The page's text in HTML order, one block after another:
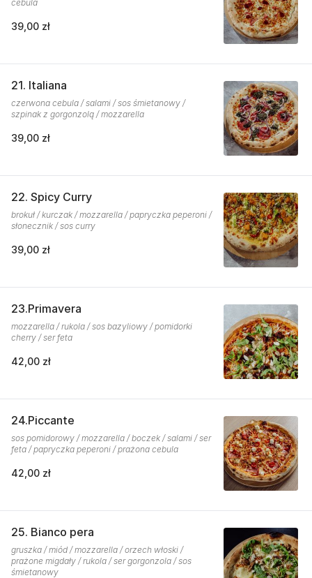
cebula
39,00 zł
21. Italiana
czerwona cebula / salami / sos śmietanowy /
szpinak z gorgonzolą / mozzarella
39,00 zł
22. Spicy Curry
brokuł / kurczak / mozzarella / papryczka peperoni /
słonecznik / sos curry
39,00 zł
23.Primavera
mozzarella / rukola / sos bazyliowy / pomidorki
cherry / ser feta
42,00 zł
24.Piccante
sos pomidorowy / mozzarella / boczek / salami / ser
feta / papryczka peperoni / prażona cebula
42,00 zł
25. Bianco pera
gruszka / miód / mozzarella / orzech włoski /
prażone migdały / rukola / ser gorgonzola / sos
śmietanowy